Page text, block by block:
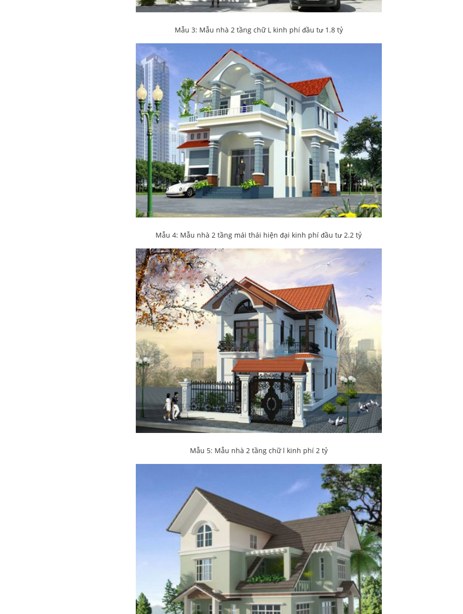
Mẫu 3: Mẫu nhà 2 tầng chữ L kinh phí đầu tư 1.8 tỷ
Mẫu 4: Mẫu nhà 2 tầng mái thái hiện đại kinh phí đầu tư 2.2 tỷ
Mẫu 5: Mẫu nhà 2 tầng chữ l kinh phí 2 tỷ